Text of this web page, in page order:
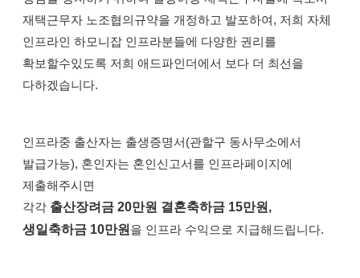
재택근무자 노조협의규약을 개정하고 발포하여, 저희 자체
인프라인 하모니잡 인프라분들에 다양한 권리를
확보할수있도록 저희 애드파인더에서 보다 더 최선을
다하겠습니다.
인프라중 출산자는 출생증명서(관할구 동사무소에서
발급가능), 혼인자는 혼인신고서를 인프라페이지에
제출해주시면
각각 출산장려금 20만원 결혼축하금 15만원,
생일축하금 10만원 을 인프라 수익으로 지급해드립니다.